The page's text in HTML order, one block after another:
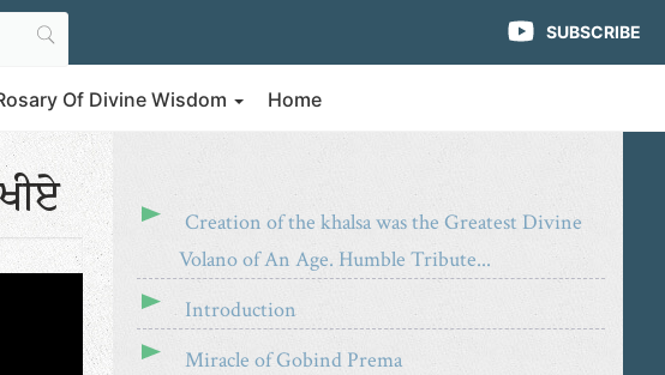
SUBSCRIBE
Of Divine Wisdom Home
Creation of the khalsa was the Greatest Divine
Volano of An Age. Humble Tribute...
Introduction
Miracle of Gobind Prema